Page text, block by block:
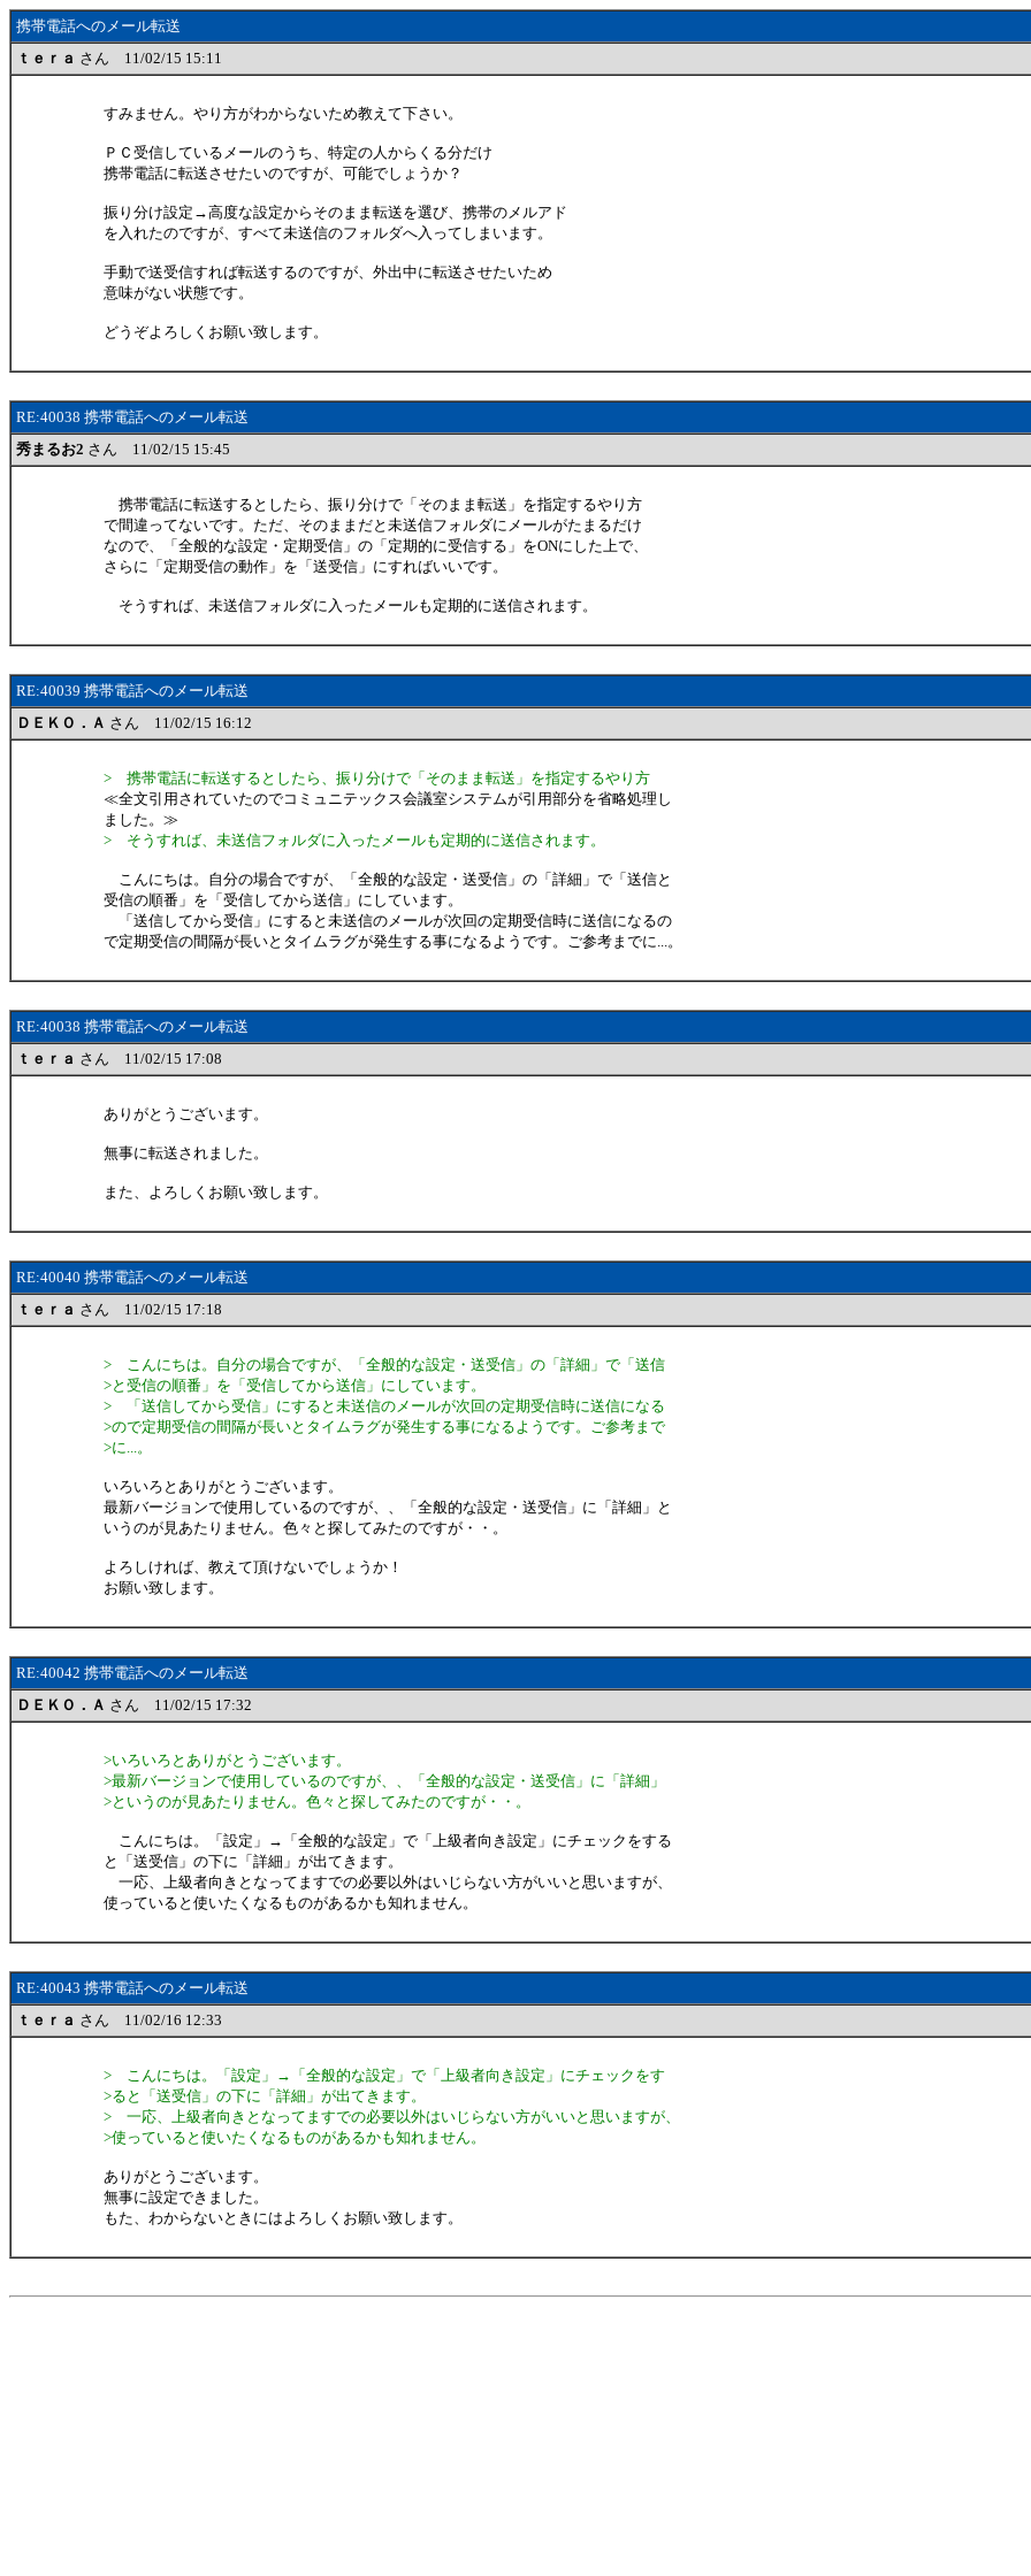
携帯電話へのメール転送
ｔｅｒａ さん 11/02/15 15:11
すみません。やり方がわからないため教えて下さい。
ＰＣ受信しているメールのうち、特定の人からくる分だけ
携帯電話に転送させたいのですが、可能でしょうか？
振り分け設定→高度な設定からそのまま転送を選び、携帯のメルアド
を入れたのですが、すべて未送信のフォルダへ入ってしまいます。
手動で送受信すれば転送するのですが、外出中に転送させたいため
意味がない状態です。
どうぞよろしくお願い致します。
RE:40038 携帯電話へのメール転送
秀まるお2 さん 11/02/15 15:45
携帯電話に転送するとしたら、振り分けで「そのまま転送」を指定するやり方
で間違ってないです。ただ、そのままだと未送信フォルダにメールがたまるだけ
なので、「全般的な設定・定期受信」の「定期的に受信する」をONにした上で、
さらに「定期受信の動作」を「送受信」にすればいいです。
そうすれば、未送信フォルダに入ったメールも定期的に送信されます。
RE:40039 携帯電話へのメール転送
ＤＥＫＯ．Ａ さん 11/02/15 16:12
> 携帯電話に転送するとしたら、振り分けで「そのまま転送」を指定するやり方
≪全文引用されていたのでコミュニテックス会議室システムが引用部分を省略処理し
ました。≫
> そうすれば、未送信フォルダに入ったメールも定期的に送信されます。
こんにちは。自分の場合ですが、「全般的な設定・送受信」の「詳細」で「送信と
受信の順番」を「受信してから送信」にしています。
「送信してから受信」にすると未送信のメールが次回の定期受信時に送信になるの
で定期受信の間隔が長いとタイムラグが発生する事になるようです。ご参考までに...。
RE:40038 携帯電話へのメール転送
ｔｅｒａ さん 11/02/15 17:08
ありがとうございます。
無事に転送されました。
また、よろしくお願い致します。
RE:40040 携帯電話へのメール転送
ｔｅｒａ さん 11/02/15 17:18
> こんにちは。自分の場合ですが、「全般的な設定・送受信」の「詳細」で「送信
>と受信の順番」を「受信してから送信」にしています。
> 「送信してから受信」にすると未送信のメールが次回の定期受信時に送信になる
>ので定期受信の間隔が長いとタイムラグが発生する事になるようです。ご参考まで
>に...。
いろいろとありがとうございます。
最新バージョンで使用しているのですが、、「全般的な設定・送受信」に「詳細」と
いうのが見あたりません。色々と探してみたのですが・・。
よろしければ、教えて頂けないでしょうか！
お願い致します。
RE:40042 携帯電話へのメール転送
ＤＥＫＯ．Ａ さん 11/02/15 17:32
>いろいろとありがとうございます。
>最新バージョンで使用しているのですが、、「全般的な設定・送受信」に「詳細」
>というのが見あたりません。色々と探してみたのですが・・。
こんにちは。「設定」→「全般的な設定」で「上級者向き設定」にチェックをする
と「送受信」の下に「詳細」が出てきます。
一応、上級者向きとなってますでの必要以外はいじらない方がいいと思いますが、
使っていると使いたくなるものがあるかも知れません。
RE:40043 携帯電話へのメール転送
ｔｅｒａ さん 11/02/16 12:33
> こんにちは。「設定」→「全般的な設定」で「上級者向き設定」にチェックをす
>ると「送受信」の下に「詳細」が出てきます。
> 一応、上級者向きとなってますでの必要以外はいじらない方がいいと思いますが、
>使っていると使いたくなるものがあるかも知れません。
ありがとうございます。
無事に設定できました。
もた、わからないときにはよろしくお願い致します。